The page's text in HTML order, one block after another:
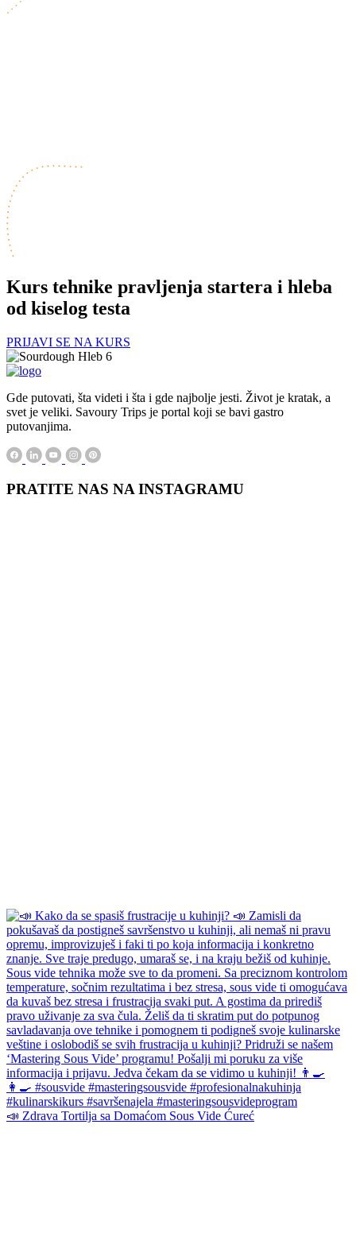
Kurs tehnike pravljenja startera i hleba
od kiselog testa
PRIJAVI SE NA KURS
Gde putovati, šta videti i šta i gde najbolje jesti. Život je kratak, a
svet je veliki. Savoury Trips je portal koji se bavi gastro
putovanjima.
PRATITE NAS NA INSTAGRAMU
📣 Zdrava Tortilja sa Domaćom Sous Vide Ćureć